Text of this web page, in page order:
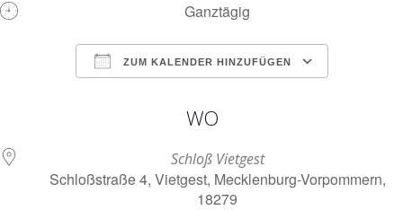
Ganztägig
ZUM KALENDER HINZUFÜGEN
WO
Schloß Vietgest
Schloßstraße 4, Vietgest, Mecklenburg-Vorpommern,
18279